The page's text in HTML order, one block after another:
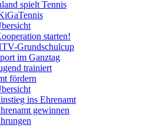
spielt Tennis
starten!
Grundschulcup
im Ganztag
trainiert
fördern
ins Ehrenamt
gewinnen